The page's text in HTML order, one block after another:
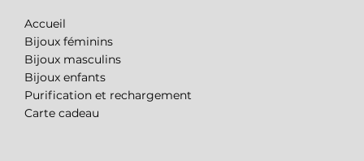
Accueil
Bijoux féminins
Bijoux masculins
Bijoux enfants
Purification et rechargement
Carte cadeau